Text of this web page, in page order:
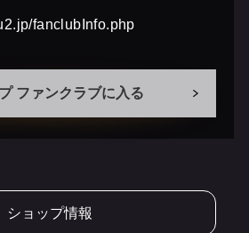
fanclubInfo.php
ファンクラブに入る
ショップ情報